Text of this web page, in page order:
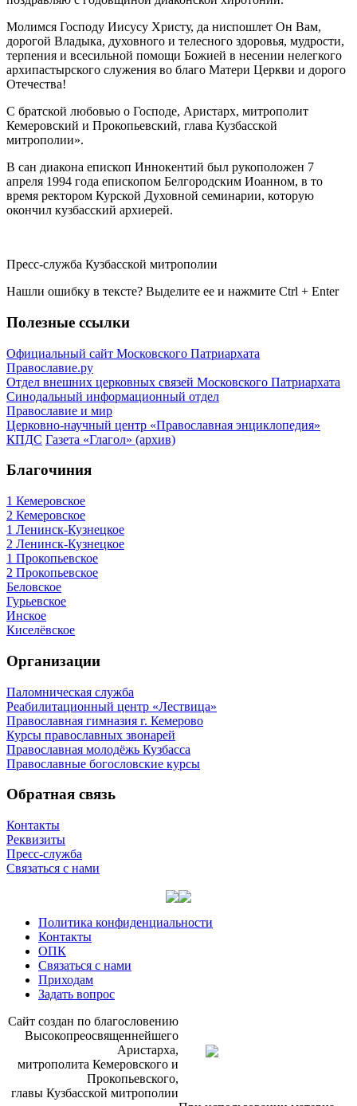
Молимся Господу Иисусу Христу, да ниспошлет Он Вам,
дорогой Владыка, духовного и телесного здоровья, мудрости,
терпения и всесильной помощи Божией в несении нелегкого
архипастырского служения во благо Матери Церкви и дорого
Отечества!
С братской любовью о Господе, Аристарх, митрополит
Кемеровский и Прокопьевский, глава Кузбасской
митрополии».
В сан диакона епископ Иннокентий был рукоположен 7
апреля 1994 года епископом Белгородским Иоанном, в то
время ректором Курской Духовной семинарии, которую
окончил кузбасский архиерей.
Пресс-служба Кузбасской митрополии
Нашли ошибку в тексте? Выделите ее и нажмите Ctrl + Enter
Полезные ссылки
Официальный сайт Московского Патриархата
Православие.ру
Отдел внешних церковных связей Московского Патриархата
Синодальный информационный отдел
Православие и мир
Церковно-научный центр «Православная энциклопедия»
КПДС Газета «Глагол» (архив)
Благочиния
1 Кемеровское
2 Кемеровское
1 Ленинск-Кузнецкое
2 Ленинск-Кузнецкое
1 Прокопьевское
2 Прокопьевское
Беловское
Гурьевское
Инское
Киселёвское
Организации
Паломническая служба
Реабилитационный центр «Лествица»
Православная гимназия г. Кемерово
Курсы православных звонарей
Православная молодёжь Кузбасса
Православные богословские курсы
Обратная связь
Контакты
Реквизиты
Пресс-служба
Связаться с нами
Политика конфиденциальности
Контакты
ОПК
Связаться с нами
Приходам
Задать вопрос
Сайт со­здан по бла­го­сло­ве­нию
Вы­со­ко­прео­свя­щен­ней­ше­го
Ари­стар­ха,
мит­ро­по­ли­та Ке­ме­ров­ско­го и
Про­ко­пьев­ско­го,
гла­вы Куз­бас­ской мит­ро­по­лии